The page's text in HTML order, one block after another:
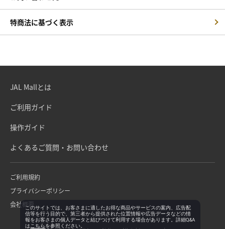
特商法に基づく表示
JAL Mallとは
ご利用ガイド
操作ガイド
よくあるご質問・お問い合わせ
ご利用規約
プライバシーポリシー
会社概要このサイトでは、お客さまに適したお得な商品やサービスの案内、広告配
信等を行う目的で、第三者から提供された位置情報や広告データなどの情
報をお客さまの個人データと結びつけて利用する場合があります。詳細Q&A
は こちらを参照ください。